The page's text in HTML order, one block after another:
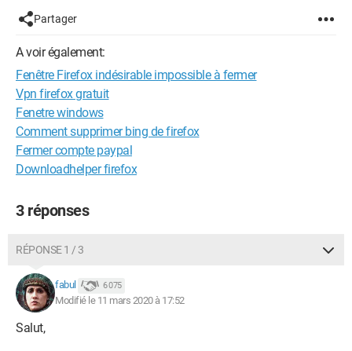
Merci
https://www.cjoint.com/c/JClqCADpD2w
Configuration:Windows / Firefox 73.0
--
Sans les Helpers notre errance informatique serait sans fin - M
ots croisés
Partager
A voir également:
Fenêtre Firefox indésirable impossible à fermer
Vpn firefox gratuit
Fenetre windows
Comment supprimer bing de firefox
Fermer compte paypal
Downloadhelper firefox
3 réponses
RÉPONSE 1 / 3
fabul 6 075
Modifié le 11 mars 2020 à 17:52
Salut,